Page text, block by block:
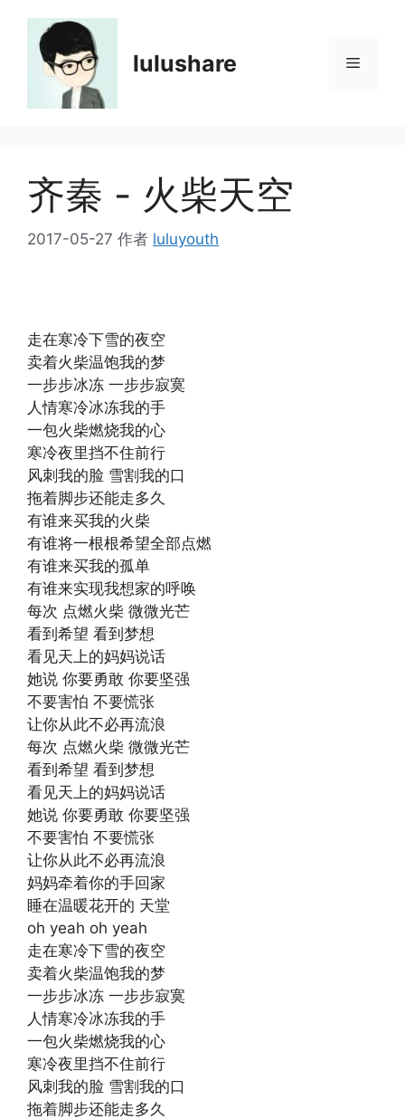
lulushare 菜
齐秦 - 火柴天空
2017-05-27 作者 luluyouth
走在寒冷下雪的夜空
卖着火柴温饱我的梦
一步步冰冻 一步步寂寞
人情寒冷冰冻我的手
一包火柴燃烧我的心
寒冷夜里挡不住前行
风刺我的脸 雪割我的口
拖着脚步还能走多久
有谁来买我的火柴
有谁将一根根希望全部点燃
有谁来买我的孤单
有谁来实现我想家的呼唤
每次 点燃火柴 微微光芒
看到希望 看到梦想
看见天上的妈妈说话
她说 你要勇敢 你要坚强
不要害怕 不要慌张
让你从此不必再流浪
每次 点燃火柴 微微光芒
看到希望 看到梦想
看见天上的妈妈说话
她说 你要勇敢 你要坚强
不要害怕 不要慌张
让你从此不必再流浪
妈妈牵着你的手回家
睡在温暖花开的 天堂
oh yeah oh yeah
走在寒冷下雪的夜空
卖着火柴温饱我的梦
一步步冰冻 一步步寂寞
人情寒冷冰冻我的手
一包火柴燃烧我的心
寒冷夜里挡不住前行
风刺我的脸 雪割我的口
拖着脚步还能走多久